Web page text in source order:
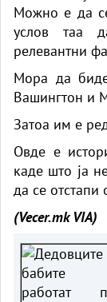
Можно е да
услов таа
релевантни
Мора да
Вашингтон и
Затоа им е
Овде е
каде што ја
да се отстапи
(Vecer.mkVIA)